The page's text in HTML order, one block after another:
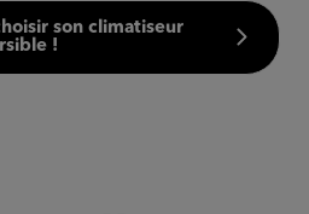
son climatiseur
!